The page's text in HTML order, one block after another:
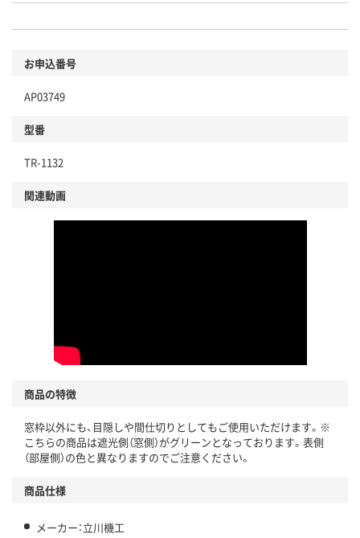
お申込番号
AP03749
型番
TR-1132
関連動画
商品の特徴
窓枠以外にも、目隠しや間仕切りとしてもご使用いただけます。※
こちらの商品は遮光側（窓側）がグリーンとなっております。表側
（部屋側）の色と異なりますのでご注意ください。
商品仕様
メーカー：立川機工